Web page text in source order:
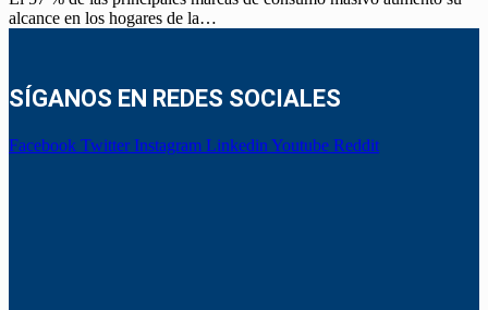
alcance en los hogares de la…
SÍGANOS EN REDES SOCIALES
Facebook Twitter Instagram Linkedin Youtube Reddit